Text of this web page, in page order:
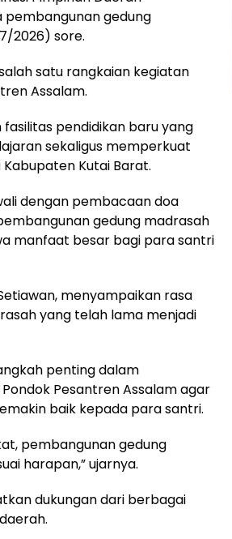
gedung
2026) sore.
satu rangkaian kegiatan
Assalam.
pendidikan baru yang
sekaligus memperkuat
Kutai Barat.
dengan pembacaan doa
gedung madrasah
manfaat besar bagi para santri
menyampaikan rasa
yang telah lama menjadi
penting dalam
Pesantren Assalam agar
baik kepada para santri.
pembangunan gedung
harapan,” ujarnya.
dukungan dari berbagai